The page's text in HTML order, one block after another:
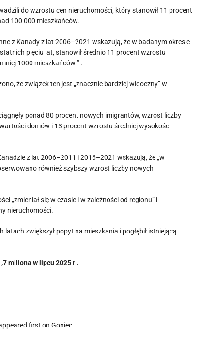
do wzrostu cen nieruchomości, który stanowił 11 procent
100 000 mieszkańców.
z Kanady z lat 2006–2021 wskazują, że w badanym okresie
pięciu lat, stanowił średnio 11 procent wzrostu
1000 mieszkańców ” .
że związek ten jest „znacznie bardziej widoczny” w
ponad 80 procent nowych imigrantów, wzrost liczby
domów i 13 procent wzrostu średniej wysokości
z lat 2006–2011 i 2016–2021 wskazują, że „w
również szybszy wzrost liczby nowych
„zmieniał się w czasie i w zależności od regionu” i
nieruchomości.
zwiększył popyt na mieszkania i pogłębił istniejącą
miliona w lipcu 2025 r .
first onGoniec.